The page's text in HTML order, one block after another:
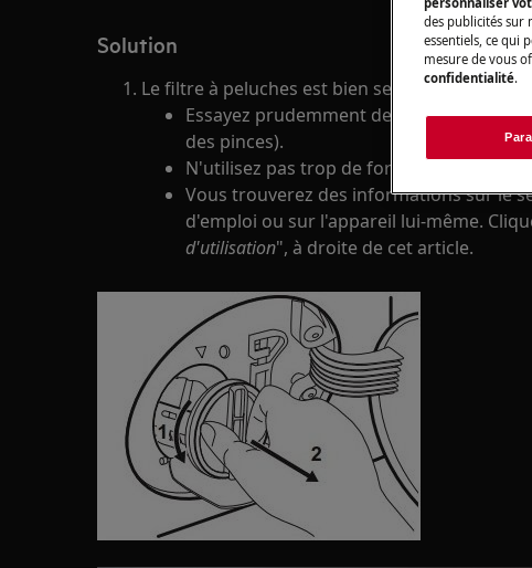
Solution
Le filtre à peluches est bien serré pour éviter
Essayez prudemment de desserrer le
des pinces).
N'utilisez pas trop de force pour éviter
Vous trouverez des informations sur le
d'emploi ou sur l'appareil lui-même.
d'utilisation", à droite de cet article.
des publicités sur
essentiels, ce qui
mesure de vous
confidentialité.